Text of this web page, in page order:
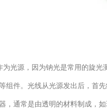
光源，因为钠光是常用的旋光
件。光线从光源发出后，首先
通常是由透明的材料制成，如